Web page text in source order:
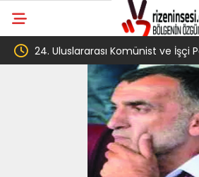
24. Uluslararası Komünist ve İşçi
toplantısı Havana’da başladı